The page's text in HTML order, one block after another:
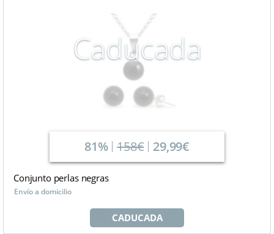
Caducada
81% 158€ 29,99€
Conjunto perlas negras
Envío a domicilio
CADUCADA